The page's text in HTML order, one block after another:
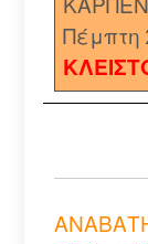
Πέμπτη